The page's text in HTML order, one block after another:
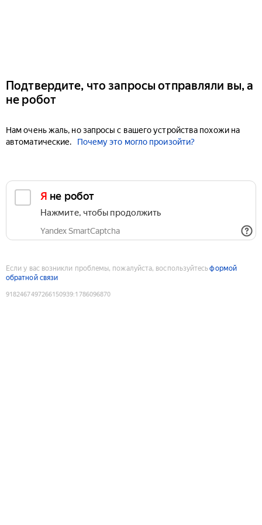
Подтвердите, что запросы отправляли вы, а
не робот
Нам очень жаль, но запросы с вашего устройства похожи на
автоматические.
Почему это могло произойти?
Я не робот
Нажмите, чтобы продолжить
Yandex SmartCaptcha
Если у вас возникли проблемы, пожалуйста, воспользуйтесьформой
обратной связи
9182467497266150939:1786096870